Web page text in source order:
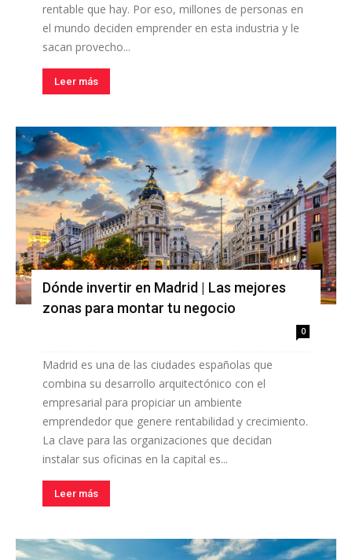
rentable que hay. Por eso, millones de personas en
el mundo deciden emprender en esta industria y le
sacan provecho...
Leer más
Dónde invertir en Madrid | Las mejores
zonas para montar tu negocio
0
Madrid es una de las ciudades españolas que
combina su desarrollo arquitectónico con el
empresarial para propiciar un ambiente
emprendedor que genere rentabilidad y crecimiento.
La clave para las organizaciones que decidan
instalar sus oficinas en la capital es...
Leer más